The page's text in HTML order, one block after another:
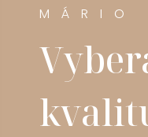
MÁRIO